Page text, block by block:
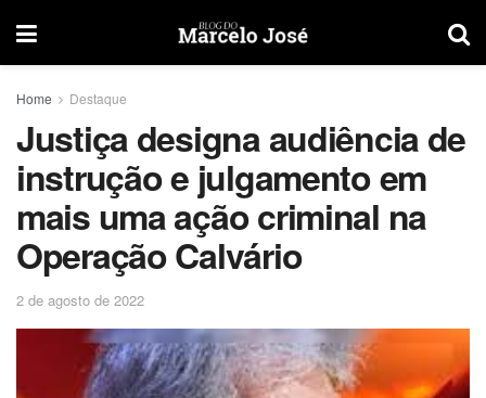
Home Destaque
Justiça designa audiência de
instrução e julgamento em
mais uma ação criminal na
Operação Calvário
2 de agosto de 2022